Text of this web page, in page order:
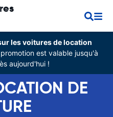
les voitures de location
est valable jusqu'à
aujourd'hui !
DE